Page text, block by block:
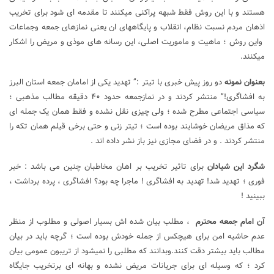
هستند و با این روش فقط شبهه پراکنی میکنند تا مقدمه ای شود برای تخریب
اذهان مردم نسبت نظام، انقلاب و پایگاههای ان یعنی نمازهای جمعه وجماعات
واین روش ؛ ماهیت و ماموریت اصلی، این رسانه های موذی و مریض را اشکار
میکنند.
بعنوان نمونهدو روز پیش خبری با تیتر :” تهدید یکی از امامان جمعه استان البرز
به افشاگری!” منتشر کردند و در نمازجمعه حدود ۴۰ دقیقه مطالب مذهبی ؛
سیاسی اجتماعی مطرح شده ؛ ولی چیزی نقل نشده و فقط همان یک جمله ای
که مذاق مریضان خوشایند بوده است ؛ تیتر زنی و حتی برخی قیلم همان تکه را
منتشر کردند . و در فضای مجازی نیز باز نشر داده اند .
شگرد این شیادان برای تاثیر تخریب بر اهان مخاطبان چنین می باشد : خبر
فوری ؛ تهدید شد! تهدید به افشاگری ! ماجرا چه بود؟ افشاگری ، پرده برداشت ،
ببینید !
آن امام جمعه محترم ، مطلب بیان شده اش بسیار اصولی و مطلوب از منظر
عدم حاشیه امن برای هیچکس از جمله خودش بوده است ؛ گرچه باید در بیان
مطالب باید بیشتر دقت کنند.وبدانند که مطلبی را نمیشود از تریبون عمومی بیان
کرد ؛ که وسیله ای برای جریانات مریض نشده و بهانه ای برتخریب جایگاه